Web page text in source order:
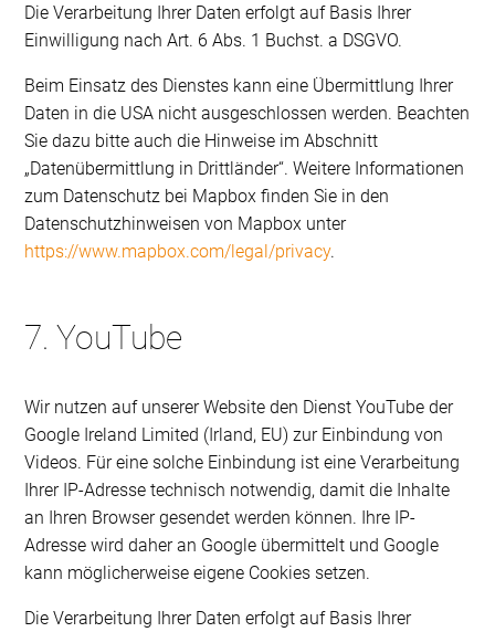
Die Verarbeitung Ihrer Daten erfolgt auf Basis Ihrer
Einwilligung nach Art. 6 Abs. 1 Buchst. a DSGVO.
Beim Einsatz des Dienstes kann eine Übermittlung Ihrer
Daten in die USA nicht ausgeschlossen werden. Beachten
Sie dazu bitte auch die Hinweise im Abschnitt
„Datenübermittlung in Drittländer“. Weitere Informationen
zum Datenschutz bei Mapbox finden Sie in den
Datenschutzhinweisen von Mapbox unter
https://www.mapbox.com/legal/privacy.
7. YouTube
Wir nutzen auf unserer Website den Dienst YouTube der
Google Ireland Limited (Irland, EU) zur Einbindung von
Videos. Für eine solche Einbindung ist eine Verarbeitung
Ihrer IP-Adresse technisch notwendig, damit die Inhalte
an Ihren Browser gesendet werden können. Ihre IP-
Adresse wird daher an Google übermittelt und Google
kann möglicherweise eigene Cookies setzen.
Die Verarbeitung Ihrer Daten erfolgt auf Basis Ihrer